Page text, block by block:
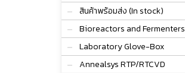
สินค้าพร้อมส่ง (In stock)
Bioreactors and Fermenters
Laboratory Glove-Box
Annealsys RTP/RTCVD